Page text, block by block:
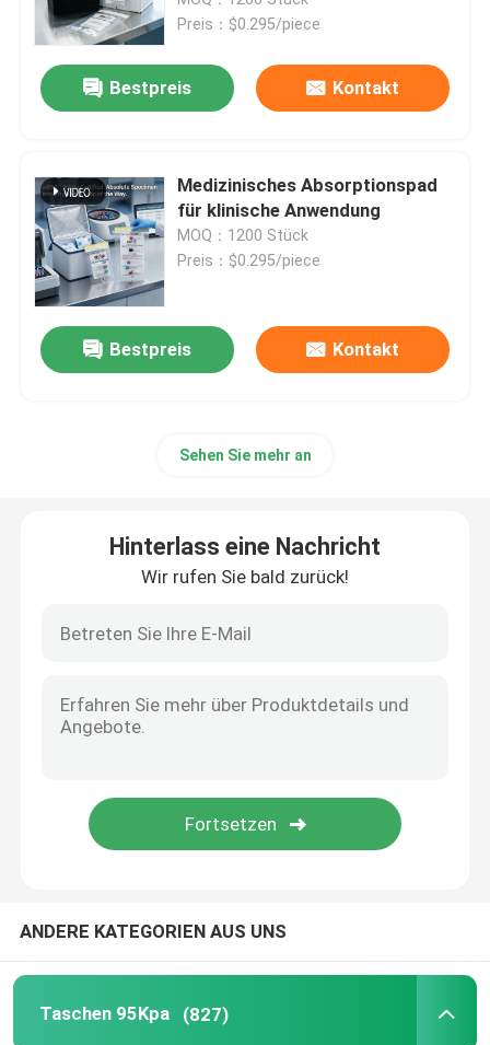
Medizinischer Exemplar-Kasten
saugfähige Ärmel
medizinische saugfähige Auflagen
Abkühlende Transport-Kästen
Kälteerzeugende Phiolen
Preis：$0.295/piece
Bestpreis Kontakt
Medizinisches Absorptionspad
für klinische Anwendung
MOQ：1200 Stück
Preis：$0.295/piece
Bestpreis Kontakt
Sehen Sie mehr an
Hinterlass eine Nachricht
Wir rufen Sie bald zurück!
ANDERE KATEGORIEN AUS UNS
Taschen 95Kpa (827)